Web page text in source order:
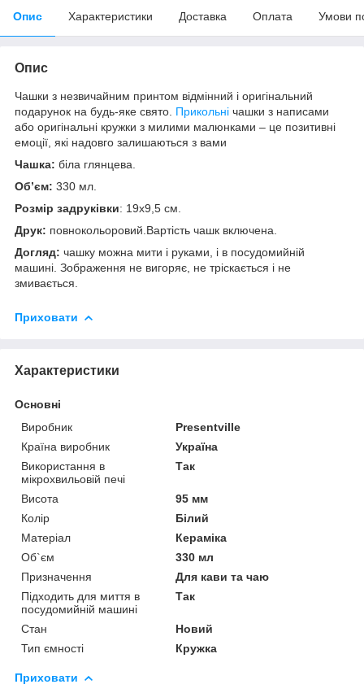
Опис Характеристики Доставка Оплата Умови
Опис
Чашки з незвичайним принтом відмінний і оригінальний
подарунок на будь-яке свято. Прикольні чашки з написами
або оригінальні кружки з милими малюнками – це позитивні
емоції, які надовго залишаються з вами
Чашка: біла глянцева.
Об’єм: 330 мл.
Розмір задруківки: 19x9,5 см.
Друк: повнокольоровий.Вартість чашк включена.
Догляд: чашку можна мити і руками, і в посудомийній
машині. Зображення не вигоряє, не тріскається і не
змивається.
Приховати
Характеристики
Основні
Виробник
Presentville
Країна виробник
Україна
Використання в
мікрохвильовій печі
Так
Висота
95 мм
Колір
Білий
Матеріал
Кераміка
Об`єм
330 мл
Призначення
Для кави та чаю
Підходить для миття в
посудомийній машині
Так
Стан
Новий
Тип ємності
Кружка
Приховати